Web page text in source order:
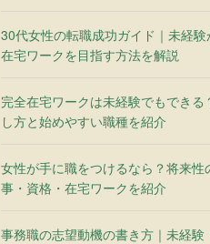
30代女性の転職成功ガイド｜未経験
在宅ワークを目指す方法を解説
完全在宅ワークは未経験でもできる
し方と始めやすい職種を紹介
女性が手に職をつけるなら？将来性
事・資格・在宅ワークを紹介
事務職の志望動機の書き方｜未経験